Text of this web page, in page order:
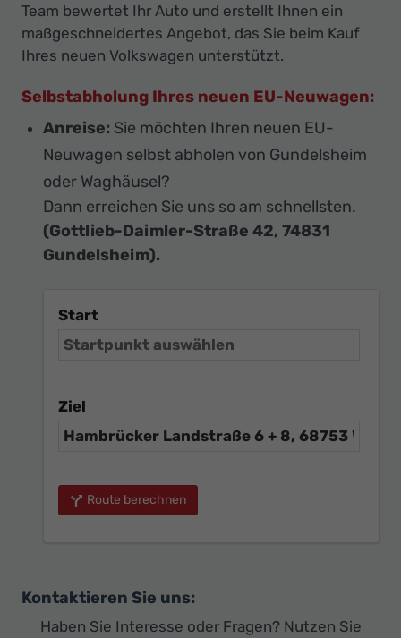
Team bewertet Ihr Auto und erstellt Ihnen ein
maßgeschneidertes Angebot, das Sie beim Kauf
Ihres neuen Volkswagen unterstützt.
Selbstabholung Ihres neuen EU-Neuwagen:
Anreise: Sie möchten Ihren neuen EU-
Neuwagen selbst abholen von Gundelsheim
oder Waghäusel?
Dann erreichen Sie uns so am schnellsten.
(Gottlieb-Daimler-Straße 42, 74831
Gundelsheim).
Start
Ziel
Route berechnen
Kontaktieren Sie uns:
Haben Sie Interesse oder Fragen? Nutzen Sie